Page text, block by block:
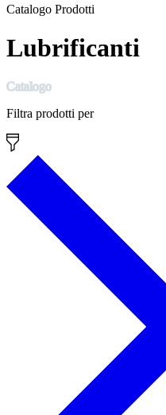
Catalogo Prodotti
Lubrificanti
Catalogo
Filtra prodotti per